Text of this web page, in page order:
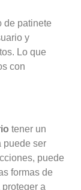
de patinete
y
Lo que
con
tener un
puede ser
puede
formas de
a